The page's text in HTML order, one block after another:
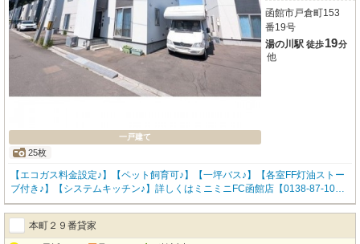
一戸建て
25枚
函館市戸倉町153
番19号
湯の川駅 徒歩19分
他
【エコガス料金設定♪】【ペット飼育可♪】【一坪バス♪】【各室FF灯油ストー
ブ付き♪】【システムキッチン♪】詳しくはミニミニFC函館店【0138-87-102
3】までお気軽にお問い合わせください！
本町２９番貸家